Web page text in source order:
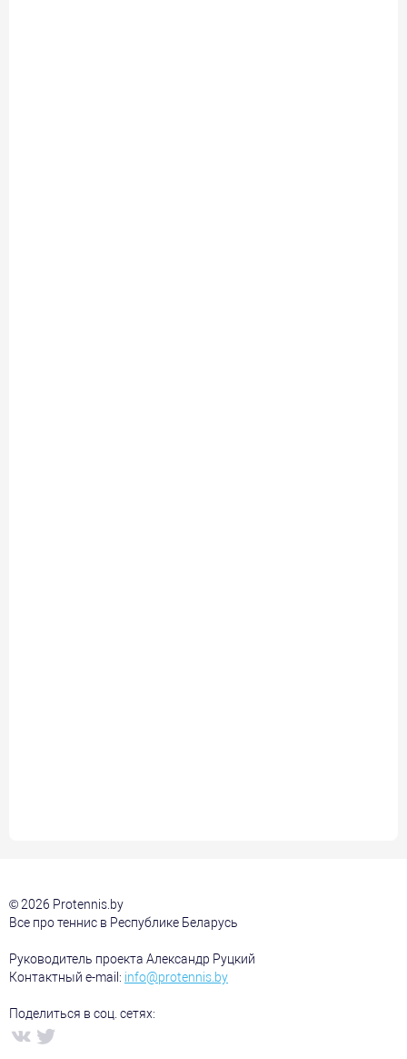
© 2026 Protennis.by
Все про теннис в Республике Беларусь
Руководитель проекта Александр Руцкий
Контактный e-mail: info@protennis.by
Поделиться в соц. сетях: